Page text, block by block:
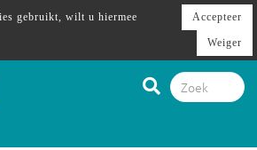
gebruikt, wilt u hiermee
Accepteer
Weiger